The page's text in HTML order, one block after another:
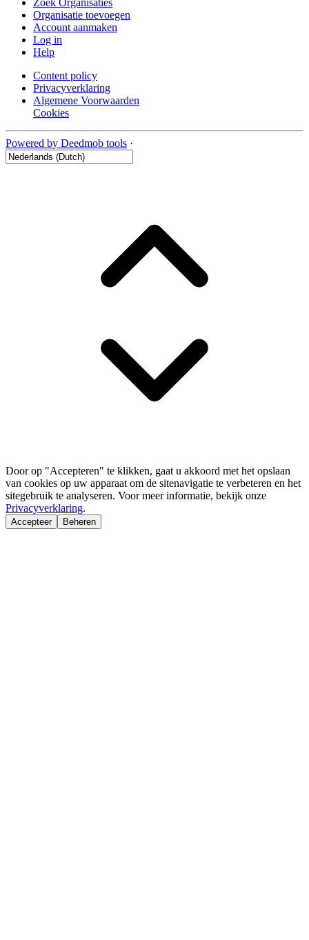
Zoek Organisaties
Organisatie toevoegen
Account aanmaken
Log in
Help
Content policy
Privacyverklaring
Algemene Voorwaarden
Cookies
Powered by Deedmob tools ·
Door op "Accepteren" te klikken, gaat u akkoord met het opslaan
van cookies op uw apparaat om de sitenavigatie te verbeteren en het
sitegebruik te analyseren. Voor meer informatie, bekijk onze
Privacyverklaring.
Accepteer Beheren